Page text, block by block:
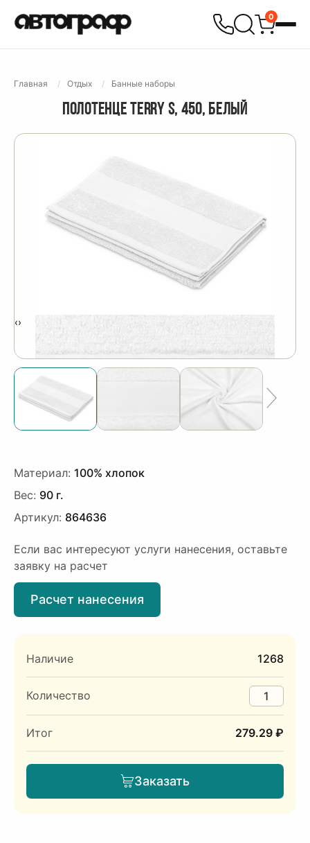
0
Главная Отдых Банные наборы
ПОЛОТЕНЦЕ TERRY S, 450, БЕЛЫЙ
‹›
Материал: 100% хлопок
Вес: 90 г.
Артикул: 864636
Если вас интересуют услуги нанесения, оставьте
заявку на расчет
Расчет нанесения
Наличие 1268
Количество
Итог 279.29 ₽
Заказать